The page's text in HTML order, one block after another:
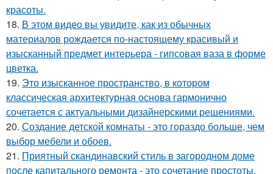
красоты.
18. В этом видео вы увидите, как из обычных
материалов рождается по-настоящему красивый и
изысканный предмет интерьера - гипсовая ваза в форме
цветка.
19. Это изысканное пространство, в котором
классическая архитектурная основа гармонично
сочетается с актуальными дизайнерскими решениями.
20. Создание детской комнаты - это гораздо больше, чем
выбор мебели и обоев.
21. Приятный скандинавский стиль в загородном доме
после капитального ремонта - это сочетание простоты,